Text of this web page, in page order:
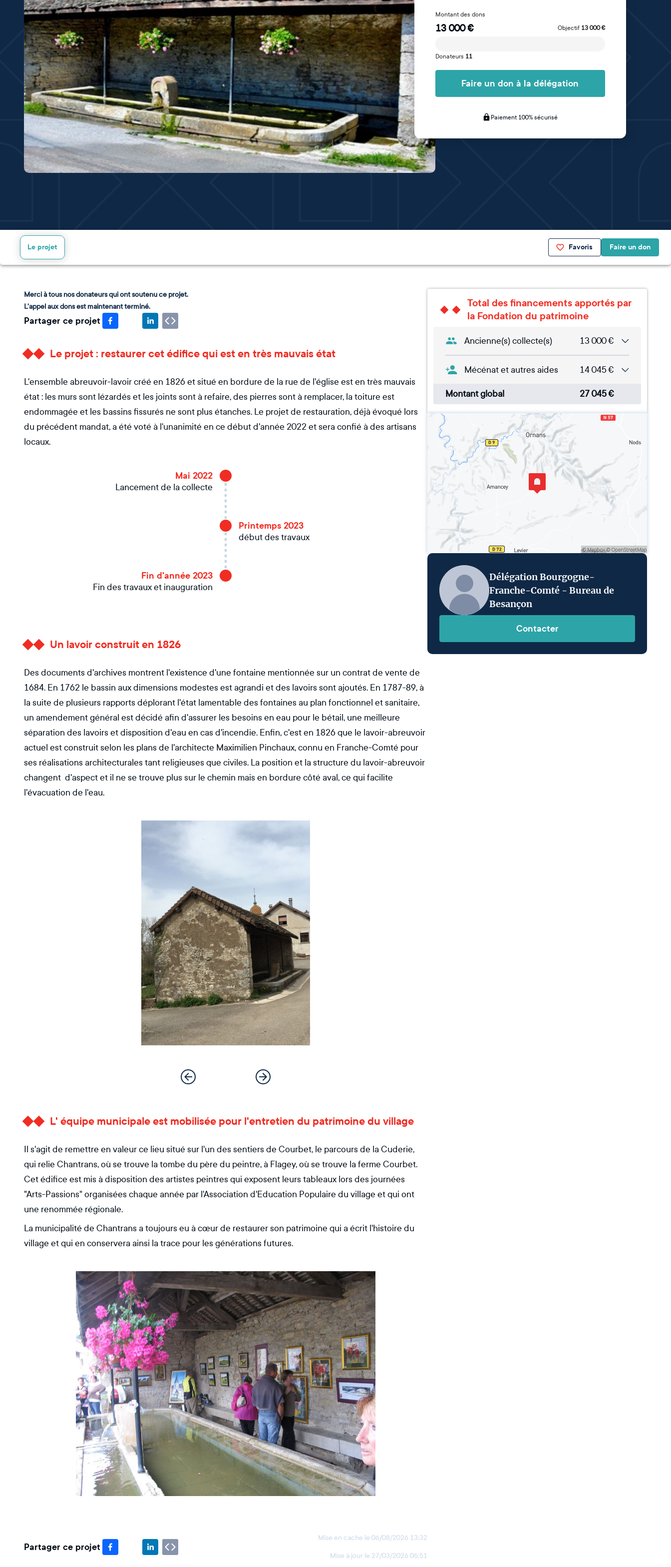
Montant des dons
13 000€ Objectif 13 000€
Donateurs 11
Faire un don à la délégation
Paiement 100% sécurisé
Favoris Faire un don
Le projet
Merci à tous nos donateurs qui ont soutenu ce projet.
L'appel aux dons est maintenant terminé.
Partager ce projet
Le projet : restaurer cet édifice qui est en très mauvais état
L'ensemble abreuvoir-lavoir créé en 1826 et situé en bordure de la rue de l'église est en très mauvais
état : les murs sont lézardés et les joints sont à refaire, des pierres sont à remplacer, la toiture est
endommagée et les bassins fissurés ne sont plus étanches. Le projet de restauration, déjà évoqué lors
du précédent mandat, a été voté à l'unanimité en ce début d'année 2022 et sera confié à des artisans
locaux.
Mai 2022
Lancement de la collecte
Printemps 2023
début des travaux
Fin d'année 2023
Fin des travaux et inauguration
Un lavoir construit en 1826
Des documents d'archives montrent l'existence d'une fontaine mentionnée sur un contrat de vente de
1684. En 1762 le bassin aux dimensions modestes est agrandi et des lavoirs sont ajoutés. En 1787-89, à
la suite de plusieurs rapports déplorant l'état lamentable des fontaines au plan fonctionnel et sanitaire,
un amendement général est décidé afin d'assurer les besoins en eau pour le bétail, une meilleure
séparation des lavoirs et disposition d'eau en cas d'incendie. Enfin, c'est en 1826 que le lavoir-abreuvoir
actuel est construit selon les plans de l'architecte Maximilien Pinchaux, connu en Franche-Comté pour
ses réalisations architecturales tant religieuses que civiles. La position et la structure du lavoir-abreuvoir
changent d'aspect et il ne se trouve plus sur le chemin mais en bordure côté aval, ce qui facilite
l'évacuation de l'eau.
L' équipe municipale est mobilisée pour l'entretien du patrimoine du village
Il s'agit de remettre en valeur ce lieu situé sur l'un des sentiers de Courbet, le parcours de la Cuderie,
qui relie Chantrans, où se trouve la tombe du père du peintre, à Flagey, où se trouve la ferme Courbet.
Cet édifice est mis à disposition des artistes peintres qui exposent leurs tableaux lors des journées
"Arts-Passions" organisées chaque année par l'Association d'Education Populaire du village et qui ont
une renommée régionale.
La municipalité de Chantrans a toujours eu à cœur de restaurer son patrimoine qui a écrit l'histoire du
village et qui en conservera ainsi la trace pour les générations futures.
Partager ce projet
Mise en cache le 06/08/2026 13:32
Mise à jour le 27/03/2026 06:51
Total des financements apportés par
la Fondation du patrimoine
Ancienne(s) collecte(s) 13 000€
Mécénat et autres aides 14 045 €
Montant global 27 045€
Délégation Bourgogne-
Franche-Comté - Bureau de
Besançon
Contacter